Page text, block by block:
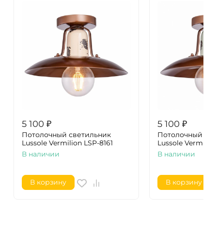
5 100 ₽
Потолочный светильник
Lussole Vermilion LSP-8161
В наличии
В корзину
5 100 ₽
Потолочный
Lussole
В наличии
В корзину